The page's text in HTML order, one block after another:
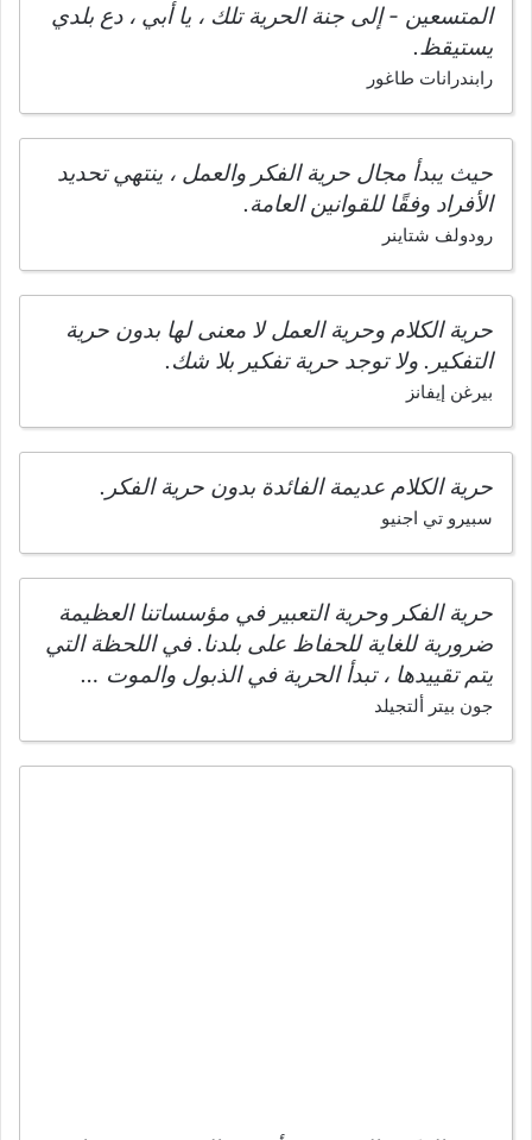
المتسعين - إلى جنة الحرية تلك ، يا أبي ، دع بلدي
يستيقظ.
رابندرانات طاغور
حيث يبدأ مجال حرية الفكر والعمل ، ينتهي تحديد
الأفراد وفقًا للقوانين العامة.
رودولف شتاينر
حرية الكلام وحرية العمل لا معنى لها بدون حرية
التفكير. ولا توجد حرية تفكير بلا شك.
بيرغن إيفانز
حرية الكلام عديمة الفائدة بدون حرية الفكر.
سبيرو تي اجنيو
حرية الفكر وحرية التعبير في مؤسساتنا العظيمة
ضرورية للغاية للحفاظ على بلدنا. في اللحظة التي
يتم تقييدها ، تبدأ الحرية في الذبول والموت …
جون بيتر ألتجيلد